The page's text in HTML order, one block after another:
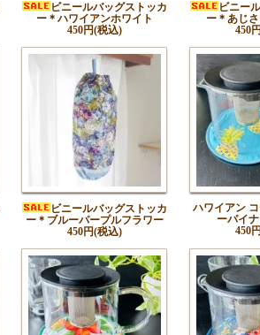
ビニールバッグストッカ
ー＊ハワイアンホワイト
450円(税込)
ビニー
ー＊あじ
450
ビニールバッグストッカ
ー＊ブルーパープルフラワー
450円(税込)
ハワイアン
ーパイ
450